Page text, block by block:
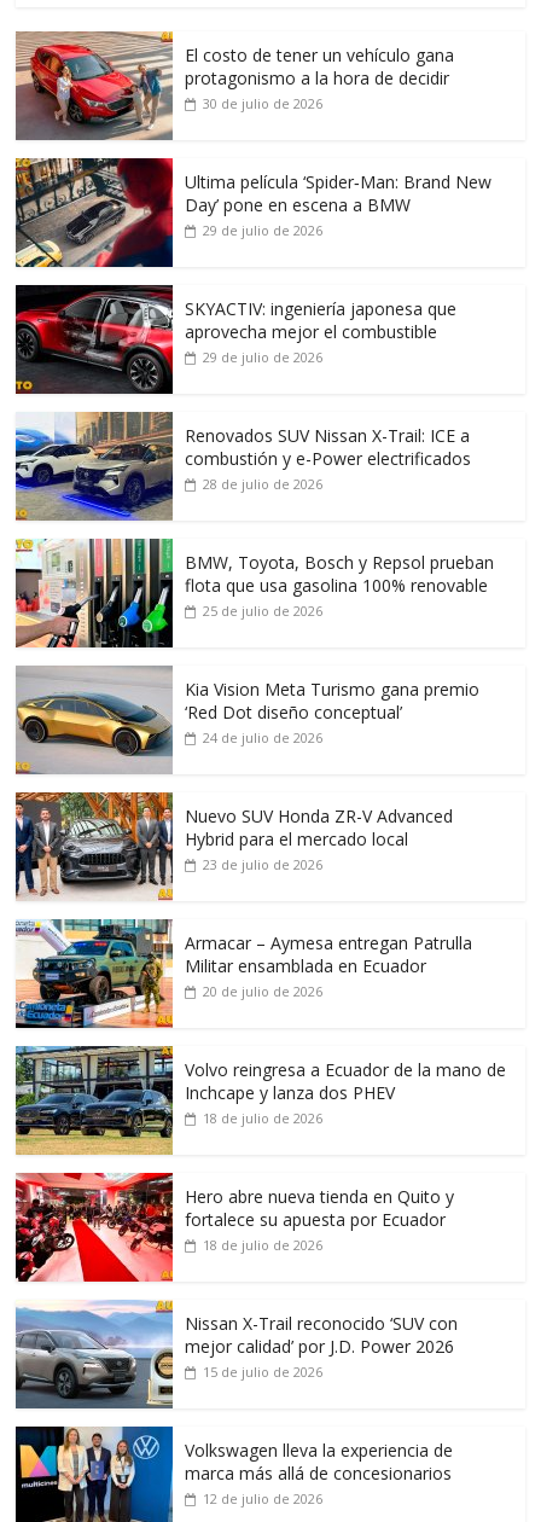
El costo de tener un vehículo gana
protagonismo a la hora de decidir
30 de julio de 2026
Ultima película ‘Spider‑Man: Brand New
Day’ pone en escena a BMW
29 de julio de 2026
SKYACTIV: ingeniería japonesa que
aprovecha mejor el combustible
29 de julio de 2026
Renovados SUV Nissan X-Trail: ICE a
combustión y e-Power electrificados
28 de julio de 2026
BMW, Toyota, Bosch y Repsol prueban
flota que usa gasolina 100% renovable
25 de julio de 2026
Kia Vision Meta Turismo gana premio
‘Red Dot diseño conceptual’
24 de julio de 2026
Nuevo SUV Honda ZR-V Advanced
Hybrid para el mercado local
23 de julio de 2026
Armacar – Aymesa entregan Patrulla
Militar ensamblada en Ecuador
20 de julio de 2026
Volvo reingresa a Ecuador de la mano de
Inchcape y lanza dos PHEV
18 de julio de 2026
Hero abre nueva tienda en Quito y
fortalece su apuesta por Ecuador
18 de julio de 2026
Nissan X-Trail reconocido ‘SUV con
mejor calidad’ por J.D. Power 2026
15 de julio de 2026
Volkswagen lleva la experiencia de
marca más allá de concesionarios
12 de julio de 2026